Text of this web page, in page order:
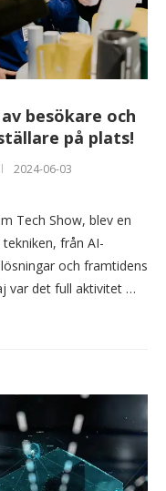
besökare och
på plats!
2024-06-03
Tech Show, blev en
från AI-
och framtidens
var det full aktivitet …